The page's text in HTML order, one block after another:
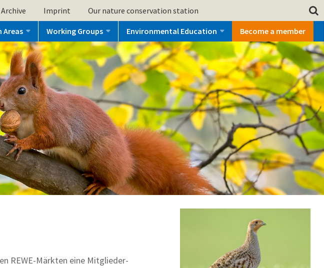
Imprint Our nature conservation station
Areas Working Groups Environmental Education Become a member
REWE-Märkten eine Mitglieder-